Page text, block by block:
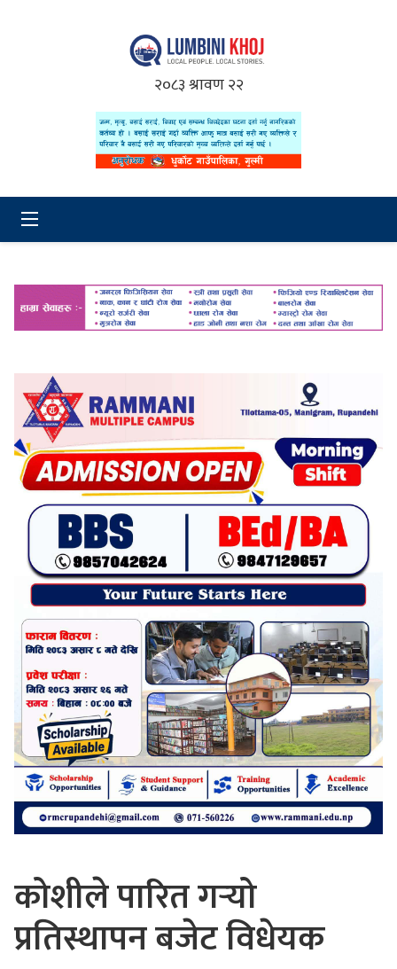
२०८३ श्रावण २२
कोशीले पारित गर्‍यो
प्रतिस्थापन बजेट विधेयक